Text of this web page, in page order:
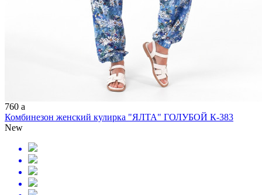
760 a
Комбинезон женский кулирка "ЯЛТА" ГОЛУБОЙ К-383
New